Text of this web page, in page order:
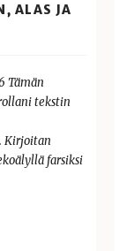
ALAS JA
Tämän
tekstin
Kirjoitan
farsiksi